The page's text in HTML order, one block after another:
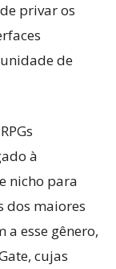
privar os
de
à
nicho para
dos maiores
a esse gênero,
cujas